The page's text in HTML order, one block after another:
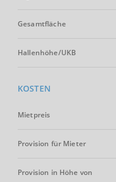
Gesamtfläche
Hallenhöhe/UKB
KOSTEN
Mietpreis
Provision für Mieter
Provision in Höhe von